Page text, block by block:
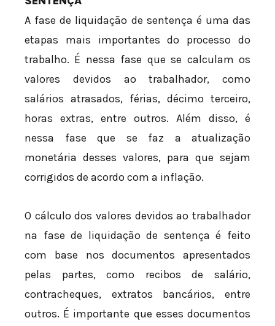
A fase de liquidação de sentença é uma das
etapas mais importantes do processo do
trabalho. É nessa fase que se calculam os
valores devidos ao trabalhador, como
salários atrasados, férias, décimo terceiro,
horas extras, entre outros. Além disso, é
nessa fase que se faz a atualização
monetária desses valores, para que sejam
corrigidos de acordo com a inflação.
O cálculo dos valores devidos ao trabalhador
na fase de liquidação de sentença é feito
com base nos documentos apresentados
pelas partes, como recibos de salário,
contracheques, extratos bancários, entre
outros. É importante que esses documentos